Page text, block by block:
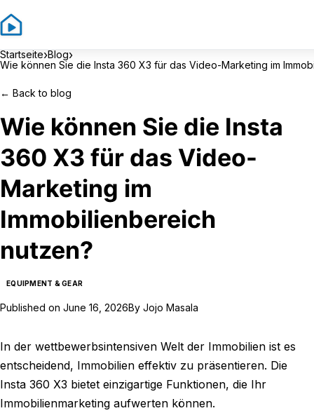
Startseite›Blog›
Wie können Sie die Insta 360 X3 für das Video-Marketing im
← Back to blog
Wie können Sie die Insta
360 X3 für das Video-
Marketing im
Immobilienbereich
nutzen?
EQUIPMENT & GEAR
Published on June 16, 2026By Jojo Masala
In der wettbewerbsintensiven Welt der Immobilien ist es
entscheidend, Immobilien effektiv zu präsentieren. Die
Insta 360 X3 bietet einzigartige Funktionen, die Ihr
Immobilienmarketing aufwerten können.